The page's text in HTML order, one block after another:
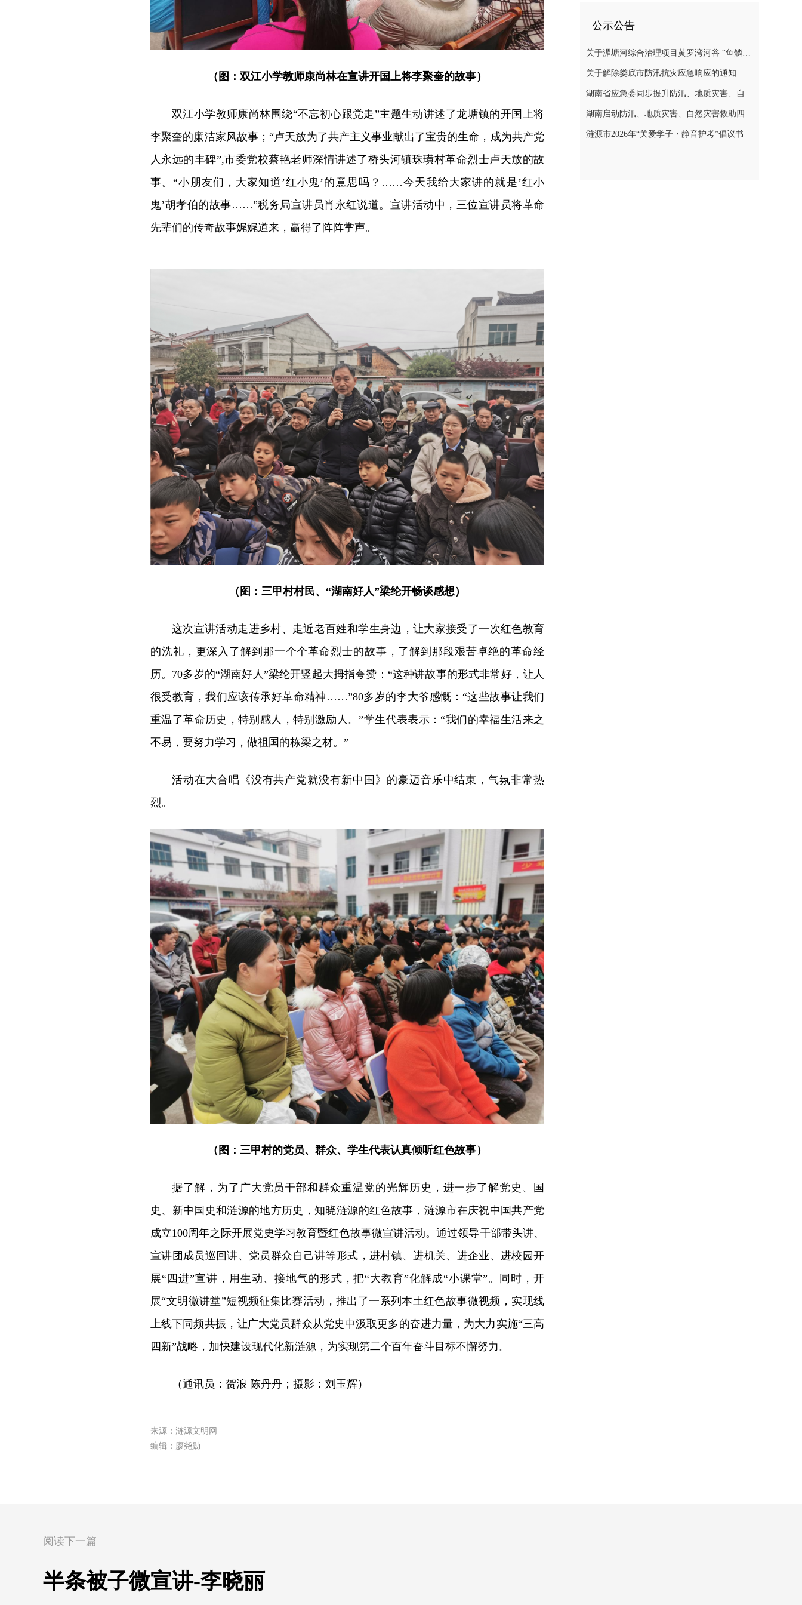
（图：双江小学教师康尚林在宣讲开国上将李聚奎的故事）
双江小学教师康尚林围绕“不忘初心跟党走”主题生动讲述了龙塘镇的开国上将
李聚奎的廉洁家风故事；“卢天放为了共产主义事业献出了宝贵的生命，成为共产党
人永远的丰碑”,市委党校蔡艳老师深情讲述了桥头河镇珠璜村革命烈士卢天放的故
事。“小朋友们，大家知道’红小鬼’的意思吗？……今天我给大家讲的就是’红小
鬼’胡孝伯的故事……”税务局宣讲员肖永红说道。宣讲活动中，三位宣讲员将革命
先辈们的传奇故事娓娓道来，赢得了阵阵掌声。
（图：三甲村村民、“湖南好人”梁纶开畅谈感想）
这次宣讲活动走进乡村、走近老百姓和学生身边，让大家接受了一次红色教育
的洗礼，更深入了解到那一个个革命烈士的故事，了解到那段艰苦卓绝的革命经
历。70多岁的“湖南好人”梁纶开竖起大拇指夸赞：“这种讲故事的形式非常好，让人
很受教育，我们应该传承好革命精神……”80多岁的李大爷感慨：“这些故事让我们
重温了革命历史，特别感人，特别激励人。”学生代表表示：“我们的幸福生活来之
不易，要努力学习，做祖国的栋梁之材。”
活动在大合唱《没有共产党就没有新中国》的豪迈音乐中结束，气氛非常热
烈。
（图：三甲村的党员、群众、学生代表认真倾听红色故事）
据了解，为了广大党员干部和群众重温党的光辉历史，进一步了解党史、国
史、新中国史和涟源的地方历史，知晓涟源的红色故事，涟源市在庆祝中国共产党
成立100周年之际开展党史学习教育暨红色故事微宣讲活动。通过领导干部带头讲、
宣讲团成员巡回讲、党员群众自己讲等形式，进村镇、进机关、进企业、进校园开
展“四进”宣讲，用生动、接地气的形式，把“大教育”化解成“小课堂”。同时，开
展“文明微讲堂”短视频征集比赛活动，推出了一系列本土红色故事微视频，实现线
上线下同频共振，让广大党员群众从党史中汲取更多的奋进力量，为大力实施“三高
四新”战略，加快建设现代化新涟源，为实现第二个百年奋斗目标不懈努力。
（通讯员：贺浪 陈丹丹；摄影：刘玉辉）
来源：涟源文明网
编辑：廖尧勋
公示公告
关于湄塘河综合治理项目黄罗湾河谷 “鱼鳞坝”区域不对外开放的公告
关于解除娄底市防汛抗灾应急响应的通知
湖南省应急委同步提升防汛、地质灾害、自然灾害救助应急响应至三级
湖南启动防汛、地质灾害、自然灾害救助四级应急响应
涟源市2026年“关爱学子・静音护考”倡议书
阅读下一篇
半条被子微宣讲-李晓丽